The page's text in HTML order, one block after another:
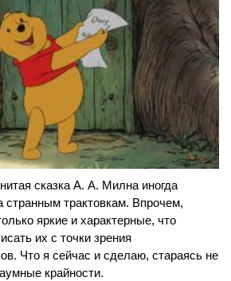
сказка А. А. Милна иногда
странным трактовкам. Впрочем,
яркие и характерные, что
их с точки зрения
Что я сейчас и сделаю, стараясь не
крайности.